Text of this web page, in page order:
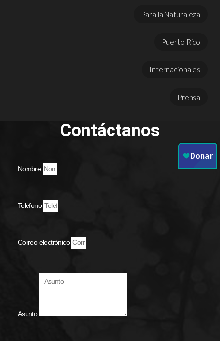
Para la Naturaleza
Puerto Rico
Internacionales
Prensa
Contáctanos
Nombre
Teléfono
Correo electrónico
Asunto